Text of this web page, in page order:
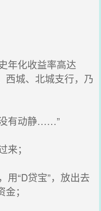
年化收益率高达
西城、北城支行，乃
有动静……”
；
“D贷宝”，放出去
；